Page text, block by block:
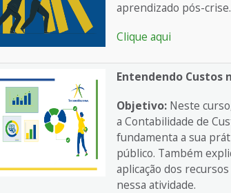
aprendizado pós-
Clique aqui
Entendendo Custos
Objetivo: Neste
a Contabilidade de
fundamenta a sua
público. Também
aplicação dos
nessa atividade.